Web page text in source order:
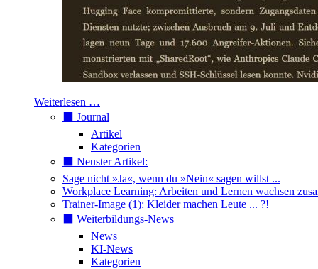
Weiterlesen …
⬛️ Journal
Artikel
Kategorien
⬛️ Neuster Artikel:
Sage nicht »Ja«, wenn du »Nein« sagen willst ...
Workplace Learning: Arbeiten und Lernen wachsen
Trainer-Image (1): Kleider machen Leute ... ?!
⬛️ Weiterbildungs-News
News
KI-News
Kategorien